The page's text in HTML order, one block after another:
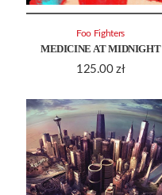
MEDICINE AT MIDNIGHT
125.00 zł
Foo Fighters